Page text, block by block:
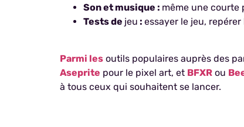
Son et musique : même une courte
Tests de jeu : essayer le jeu,
Parmi les outils populaires auprès des
Aseprite pour le pixel art, et BFXR ou
à tous ceux qui souhaitent se lancer.